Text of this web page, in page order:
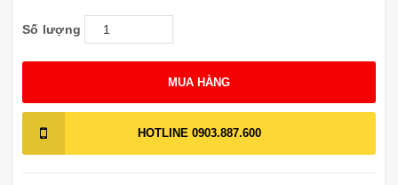
Số lượng
MUA HÀNG
HOTLINE 0903.887.600